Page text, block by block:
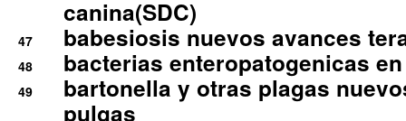
canina(SDC)
47 babesiosis nuevos avances
48 bacterias enteropatogenicas
49
bartonella y otras plagas
pulgas